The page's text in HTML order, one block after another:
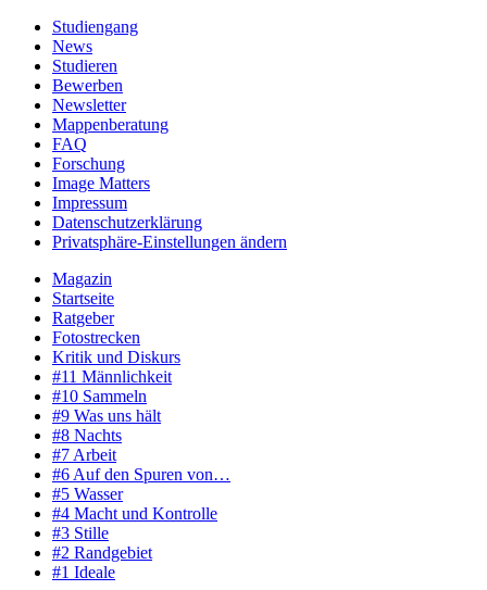
Studiengang
News
Studieren
Bewerben
Newsletter
Mappenberatung
FAQ
Forschung
Image Matters
Impressum
Datenschutzerklärung
Privatsphäre-Einstellungen ändern
Magazin
Startseite
Ratgeber
Fotostrecken
Kritik und Diskurs
#11 Männlichkeit
#10 Sammeln
#9 Was uns hält
#8 Nachts
#7 Arbeit
#6 Auf den Spuren von…
#5 Wasser
#4 Macht und Kontrolle
#3 Stille
#2 Randgebiet
#1 Ideale